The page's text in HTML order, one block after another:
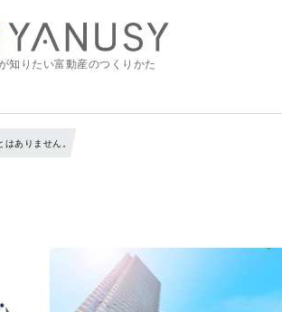
知りたい富動産のつくりかた
ありません。